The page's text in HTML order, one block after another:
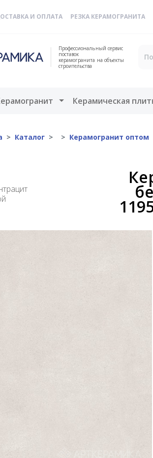
И ОПЛАТА РЕЗКА КЕРАМОГРАНИТА
Профессиональный сервис
поставок
керамогранита на объекты
строительства
Открыть меню
Керамическая
Каталог Керамогранит оптом